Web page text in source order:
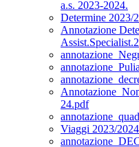
a.s. 2023-2024.
Determine 2023/
Annotazione
24.pdf
Viaggi 2023/